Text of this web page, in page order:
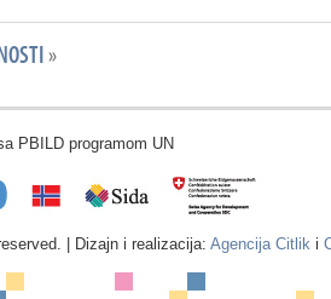
»
PBILD programom UN
| Dizajn i realizacija: Agencija Citlik i